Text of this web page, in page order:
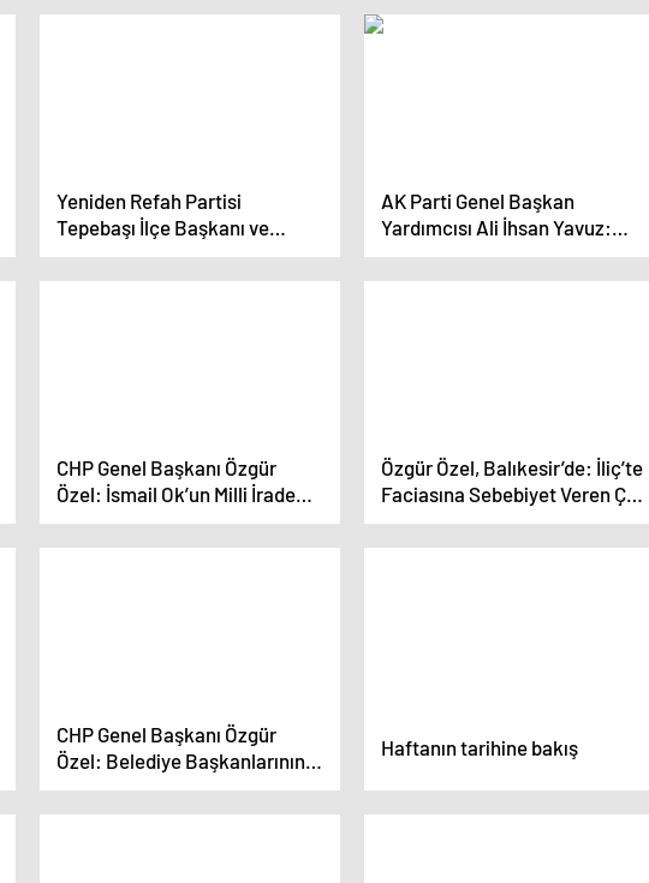
Parti’de olacağım’ diyen sirk
Yeniden Refah Partisi
Tepebaşı İlçe Başkanı ve
Belediye Başkan Adayı İstifa
Etti
AK Parti Genel Başkan
Yardımcısı Ali İhsan Yavuz:
‘Toplam 2 milyon teşkilat
mensubu arkadaşlarımız o gün
CHP Genel Başkanı Özgür
Özel: İsmail Ok’un Milli İrade
Hırsızlığına Karşı Balıkesir Bir
Cevap Verecek
Özgür Özel, Balıkesir’de: İliç’te
Faciasına Sebebiyet Veren Çed
Raporunun Altında İmzası Olan
Dönemin Bakanı Murat
CHP Genel Başkanı Özgür
Özel: Belediye Başkanlarının
Mal Varlıkları Asılacak
Haftanın tarihine bakış